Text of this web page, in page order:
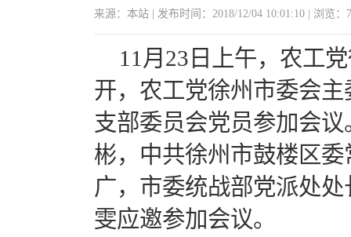
来源：本站 | 发布时间：2018/12/04 10:01:10 | 浏览：
11月23日上午，农工
开，农工党徐州市委会
支部委员会党员参加会
彬，中共徐州市鼓楼区
广，市委统战部党派处
雯应邀参加会议。